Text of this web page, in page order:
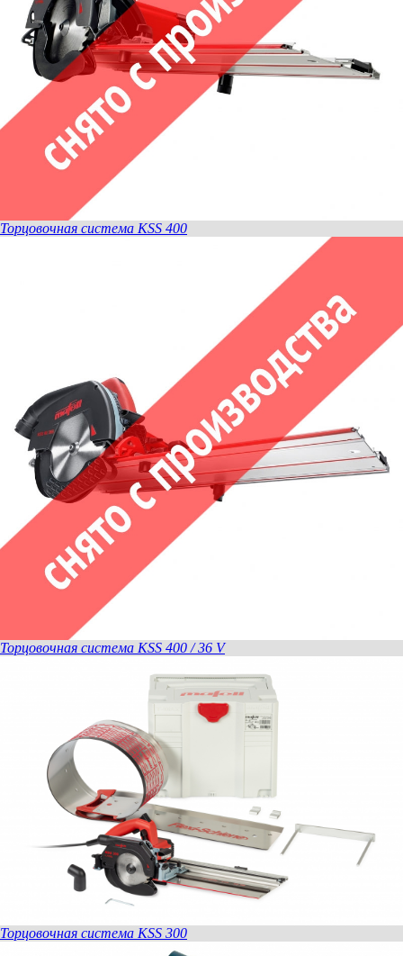
Торцовочная система KSS 400
Торцовочная система KSS 400 / 36 V
Торцовочная система KSS 300